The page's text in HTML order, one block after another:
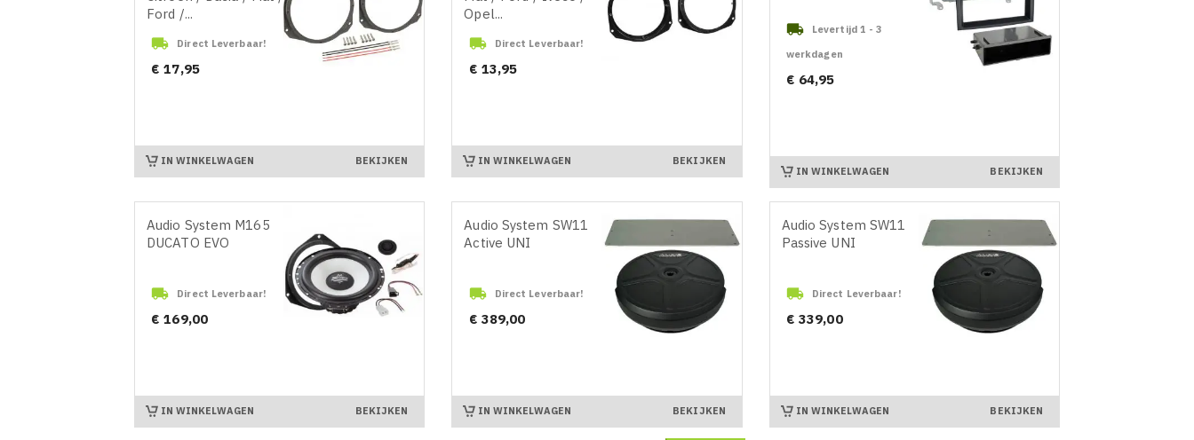
Ford /...
 Direct Leverbaar!
Prijs
€ 17,95
IN WINKELWAGEN BEKIJKEN
Opel...
 Direct Leverbaar!
Prijs
€ 13,95
IN WINKELWAGEN BEKIJKEN

Levertijd 1 - 3
werkdagen
Prijs
€ 64,95
IN WINKELWAGEN BEKIJKEN
Audio System M165
DUCATO EVO
 Direct Leverbaar!
Prijs
€ 169,00
IN WINKELWAGEN BEKIJKEN
Audio System SW11
Active UNI
 Direct Leverbaar!
Prijs
€ 389,00
IN WINKELWAGEN BEKIJKEN
Audio System SW11
Passive UNI
 Direct Leverbaar!
Prijs
€ 339,00
IN WINKELWAGEN BEKIJKEN